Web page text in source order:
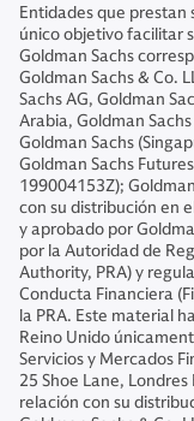
Entidades que prestan
único objetivo facilitar
Goldman Sachs
Goldman Sachs & Co.
Sachs AG, Goldman
Arabia, Goldman
Goldman Sachs
Goldman Sachs
199004153Z);
con su distribución en
y aprobado por
por la Autoridad de
Authority, PRA) y
Conducta Financiera
la PRA. Este material
Reino Unido
Servicios y Mercados
25 Shoe Lane,
relación con su